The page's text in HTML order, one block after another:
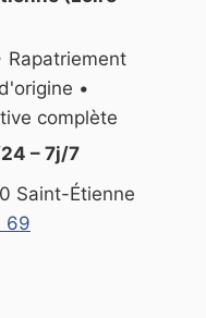
Rapatriement
•
complète
– 7j/7
Saint-Étienne
69